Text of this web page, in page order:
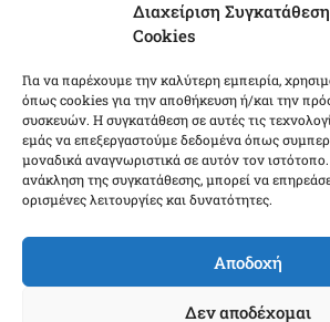
Διαχείριση
Cookies
Για να παρέχουμε την καλύτερη εμπειρία,
όπως cookies για την αποθήκευση ή/και την
συσκευών. Η συγκατάθεση σε αυτές τις
εμάς να επεξεργαστούμε δεδομένα όπως
μοναδικά αναγνωριστικά σε αυτόν τον
ανάκληση της συγκατάθεσης, μπορεί να
ορισμένες λειτουργίες και δυνατότητες.
Αποδοχή
Δεν αποδέχομαι
Κάντε κλικ για να
εμπορικής προώθησης και